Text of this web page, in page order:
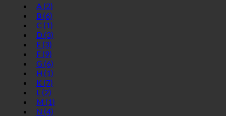
A (2)
B (6)
C (1)
D (3)
E (3)
F (9)
G (6)
H (1)
K (7)
L (2)
M (1)
N (4)